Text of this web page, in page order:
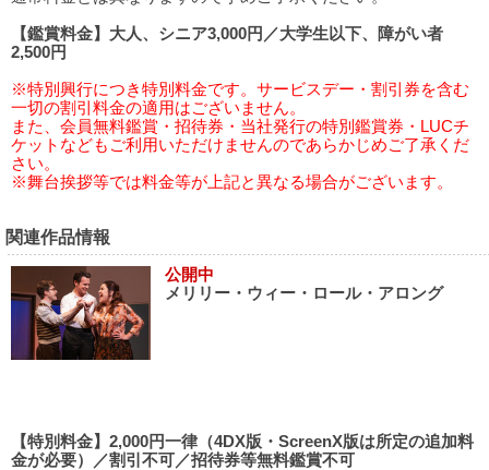
【鑑賞料金】大人、シニア3,000円／大学生以下、障がい者
2,500円
※特別興行につき特別料金です。サービスデー・割引券を含む
一切の割引料金の適用はございません。
また、会員無料鑑賞・招待券・当社発行の特別鑑賞券・LUCチ
ケットなどもご利用いただけませんのであらかじめご了承くだ
さい。
※舞台挨拶等では料金等が上記と異なる場合がございます。
関連作品情報
公開中
メリリー・ウィー・ロール・アロング
【特別料金】2,000円一律（4DX版・ScreenX版は所定の追加料
金が必要）／割引不可／招待券等無料鑑賞不可